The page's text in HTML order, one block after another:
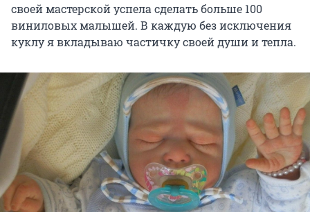
своей мастерской успела сделать больше 100
виниловых малышей. В каждую без исключения
куклу я вкладываю частичку своей души и тепла.